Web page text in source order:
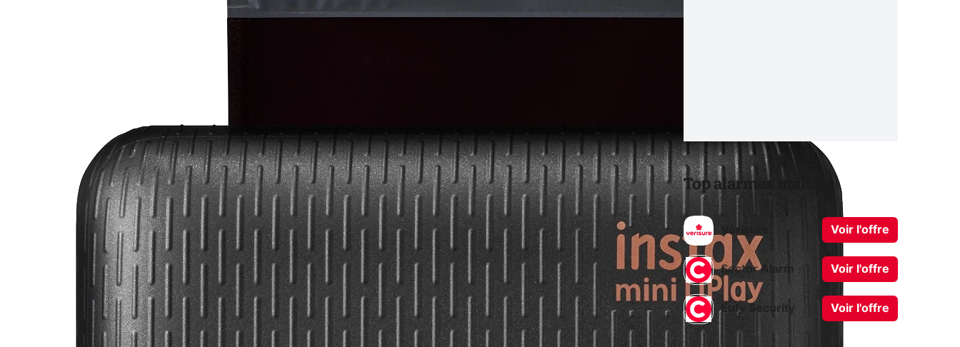
Top alarmes maison
Verisure Voir l'offre
Sector Alarm Voir l'offre
Eufy Security Voir l'offre